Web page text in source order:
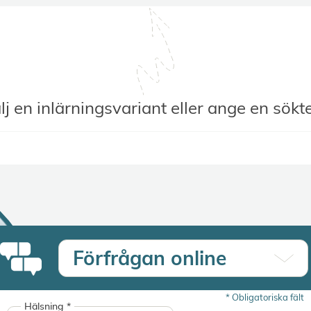
en inlärningsvariant eller ange en
Förfrågan online
*Obligatoriska fält
Hälsning *